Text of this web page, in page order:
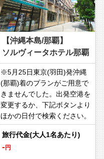
【沖縄本島/那覇】
ソルヴィータホテル那覇
-円
※5月25日東京(羽田)発沖縄
(那覇)着のプランがご用意で
きませんでした。出発空港を
変更するか、下記ボタンより
ほかの日付で検索ください。